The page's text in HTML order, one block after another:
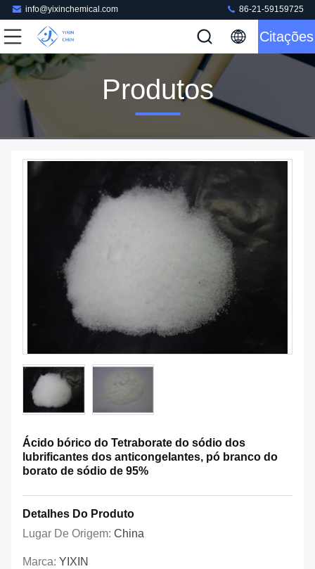
info@yixinchemical.com 86-21-59159725
Citações
Produtos
Ácido bórico do Tetraborate do sódio dos
lubrificantes dos anticongelantes, pó branco do
borato de sódio de 95%
Detalhes Do Produto
Lugar De Origem: China
Marca: YIXIN